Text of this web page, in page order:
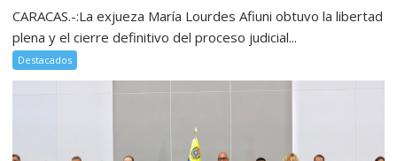
CARACAS.-:La exjueza María Lourdes Afiuni obtuvo la libertad
plena y el cierre definitivo del proceso judicial...
Destacados